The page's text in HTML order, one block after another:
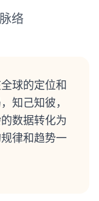
络
球的定位和
知己知彼，
数据转化为
律和趋势一